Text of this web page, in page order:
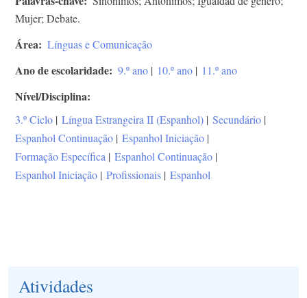
Mujer; Debate.
Área Línguas e Comunicação
Ano de escolaridade 9.º ano | 10.º ano | 11.º ano
Nível/Disciplina
3.º Ciclo | Língua Estrangeira II (Espanhol) | Secundário |
Espanhol Continuação | Espanhol Iniciação |
Formação Específica | Espanhol Continuação |
Espanhol Iniciação | Profissionais | Espanhol
Atividades